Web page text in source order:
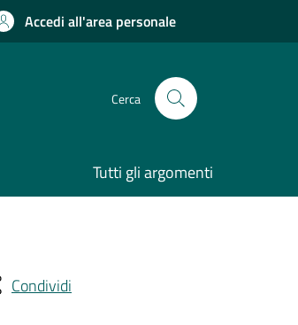
Accedi all'area personale
Cerca
Tutti gli argomenti
Condividi